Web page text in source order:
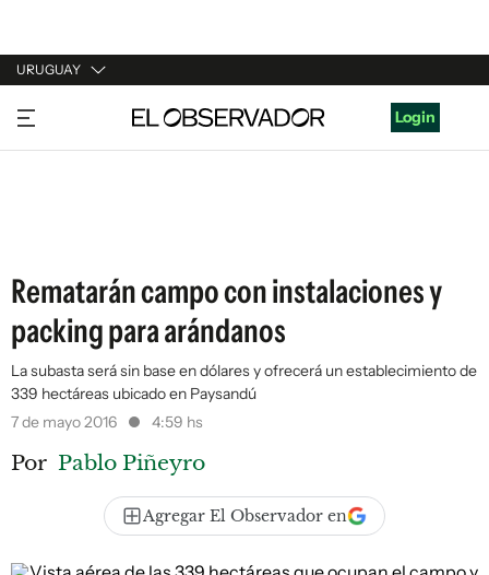
URUGUAY
URUGUAY
ARGENTINA
Login
Rematarán campo con instalaciones y
packing para arándanos
La subasta será sin base en dólares y ofrecerá un establecimiento de
339 hectáreas ubicado en Paysandú
7 de mayo 2016
4:59 hs
Por Pablo Piñeyro
Agregar El Observador en